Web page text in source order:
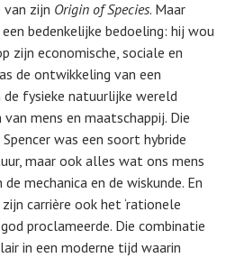
zijn Origin of Species. Maar
bedenkelijke bedoeling: hij wou
zijn economische, sociale en
de ontwikkeling van een
fysieke natuurlijke wereld
mens en maatschappij. Die
was een soort hybride
maar ook alles wat ons mens
mechanica en de wiskunde. En
carrière ook het ‘rationele
proclameerde. Die combinatie
in een moderne tijd waarin